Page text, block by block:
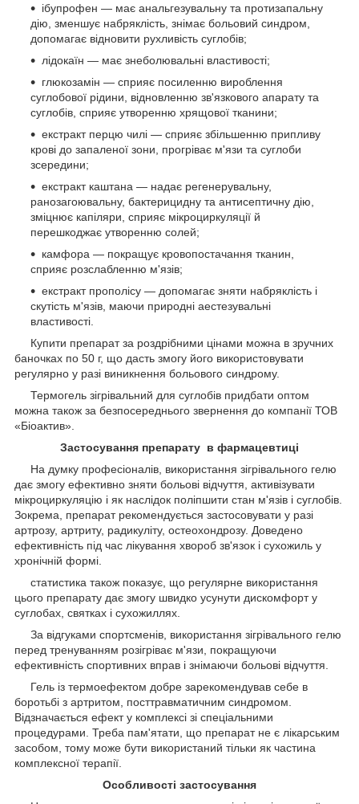
ібупрофен — має анальгезувальну та протизапальну
дію, зменшує набряклість, знімає больовий синдром,
допомагає відновити рухливість суглобів;
лідокаїн — має знеболювальні властивості;
глюкозамін — сприяє посиленню вироблення
суглобової рідини, відновленню зв'язкового апарату та
суглобів, сприяє утворенню хрящової тканини;
екстракт перцю чилі — сприяє збільшенню припливу
крові до запаленої зони, прогріває м'язи та суглоби
зсередини;
екстракт каштана — надає регенерувальну,
ранозагоювальну, бактерицидну та антисептичну дію,
зміцнює капіляри, сприяє мікроциркуляції й
перешкоджає утворенню солей;
камфора — покращує кровопостачання тканин,
сприяє розслабленню м'язів;
екстракт прополісу — допомагає зняти набряклість і
скутість м'язів, маючи природні аестезувальні
властивості.
Купити препарат за роздрібними цінами можна в зручних
баночках по 50 г, що дасть змогу його використовувати
регулярно у разі виникнення больового синдрому.
Термогель зігрівальний для суглобів придбати оптом
можна також за безпосереднього звернення до компанії ТОВ
«Біоактив».
Застосування препарату в фармацевтиці
На думку професіоналів, використання зігрівального гелю
дає змогу ефективно зняти больові відчуття, активізувати
мікроциркуляцію і як наслідок поліпшити стан м'язів і суглобів.
Зокрема, препарат рекомендується застосовувати у разі
артрозу, артриту, радикуліту, остеохондрозу. Доведено
ефективність під час лікування хвороб зв'язок і сухожиль у
хронічній формі.
статистика також показує, що регулярне використання
цього препарату дає змогу швидко усунути дискомфорт у
суглобах, святках і сухожиллях.
За відгуками спортсменів, використання зігрівального гелю
перед тренуванням розігріває м'язи, покращуючи
ефективність спортивних вправ і знімаючи больові відчуття.
Гель із термоефектом добре зарекомендував себе в
боротьбі з артритом, посттравматичним синдромом.
Відзначається ефект у комплексі зі спеціальними
процедурами. Треба пам'ятати, що препарат не є лікарським
засобом, тому може бути використаний тільки як частина
комплексної терапії.
Особливості застосування